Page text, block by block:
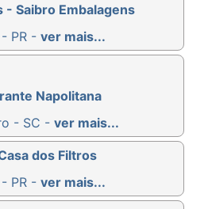
- Saibro Embalagens
PR - ver mais...
Napolitana
- SC - ver mais...
dos Filtros
PR - ver mais...